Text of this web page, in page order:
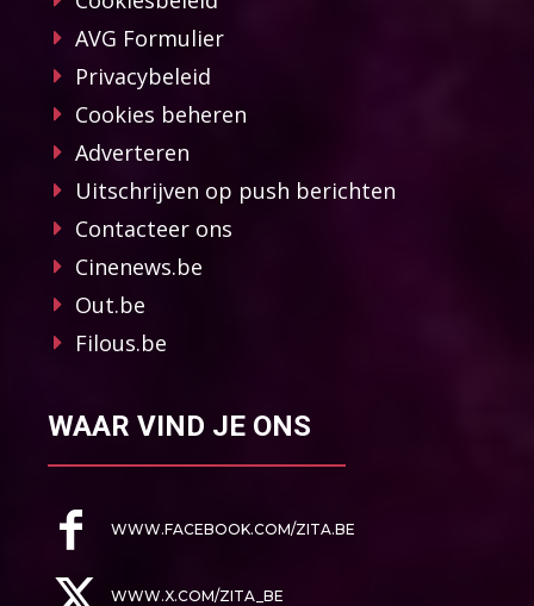
AVG Formulier
Privacybeleid
Cookies beheren
Adverteren
Uitschrijven op push berichten
Contacteer ons
Cinenews.be
Out.be
Filous.be
WAAR VIND JE ONS
WWW.FACEBOOK.COM/ZITA.BE
WWW.X.COM/ZITA_BE